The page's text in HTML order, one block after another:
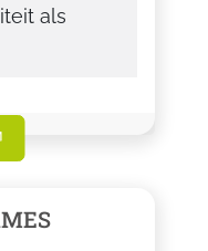
als